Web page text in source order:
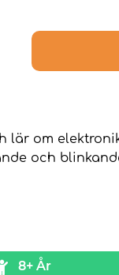
lär om
och
8+ År